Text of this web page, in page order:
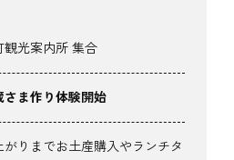
観光案内所 集合
さま作り体験開始
がりまでお土産購入やランチタ